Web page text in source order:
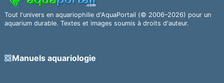
Tout l'univers en aquariophilie d'AquaPortail (© 2006–2026) pour un
aquarium durable. Textes et images soumis à droits d'auteur.
Manuels aquariologie